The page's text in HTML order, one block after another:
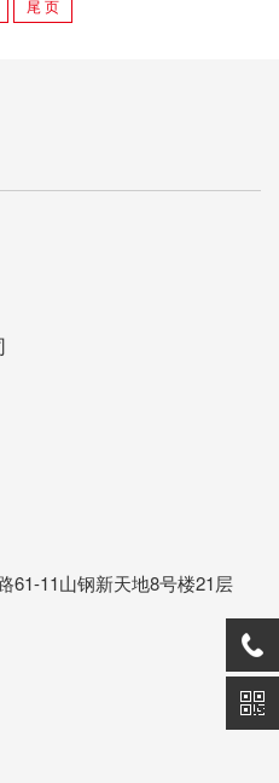
尾 页
61-11山钢新天地8号楼21层